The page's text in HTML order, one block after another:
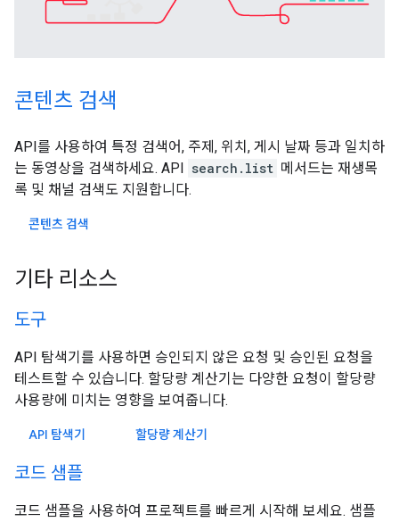
콘텐츠 검색
API를 사용하여 특정 검색어, 주제, 위치, 게시 날짜 등과 일치하
는 동영상을 검색하세요. API search.list 메서드는 재생목
록 및 채널 검색도 지원합니다.
콘텐츠 검색
기타 리소스
도구
API 탐색기를 사용하면 승인되지 않은 요청 및 승인된 요청을
테스트할 수 있습니다. 할당량 계산기는 다양한 요청이 할당량
사용량에 미치는 영향을 보여줍니다.
API 탐색기 할당량 계산기
코드 샘플
코드 샘플을 사용하여 프로젝트를 빠르게 시작해 보세요. 샘플